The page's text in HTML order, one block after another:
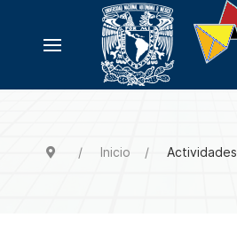
Inicio Actividades